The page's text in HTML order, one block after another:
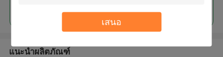
เสนอ
แนะนำผลิตภัณฑ์